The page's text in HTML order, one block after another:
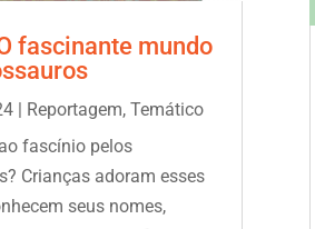
fascinante mundo
| Reportagem, Temático
fascínio pelos
Crianças adoram esses
seus nomes,